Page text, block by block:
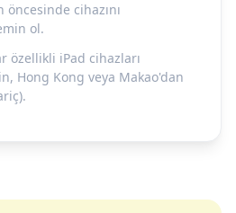
cihazını
ol.
özellikli iPad cihazları
Hong Kong veya Makao'dan